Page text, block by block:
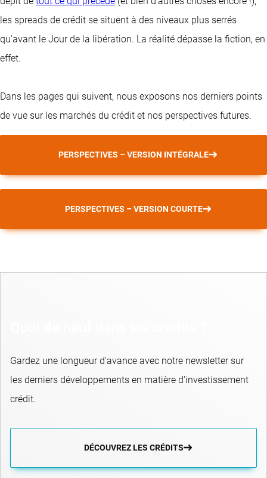
les spreads de crédit se situent à des niveaux plus serrés
qu’avant le Jour de la libération. La réalité dépasse la fiction, en
effet.
Dans les pages qui suivent, nous exposons nos derniers points
de vue sur les marchés du crédit et nos perspectives futures.
PERSPECTIVES – VERSION INTÉGRALE
PERSPECTIVES – VERSION COURTE
Gardez une longueur d'avance avec notre newsletter sur
les derniers développements en matière d'investissement
crédit.
DÉCOUVREZ LES CRÉDITS